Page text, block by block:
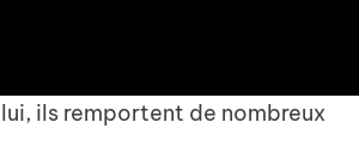
ils remportent de nombreux